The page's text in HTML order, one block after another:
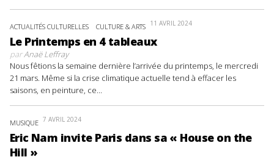
ACTUALITÉS CULTURELLES CULTURE & ARTS 11 AVRIL 2024
Le Printemps en 4 tableaux
parAnaë Leffray
Nous fêtions la semaine dernière l’arrivée du printemps, le mercredi
21 mars. Même si la crise climatique actuelle tend à effacer les
saisons, en peinture, ce...
MUSIQUE 7 AVRIL 2024
Eric Nam invite Paris dans sa « House on the
Hill »